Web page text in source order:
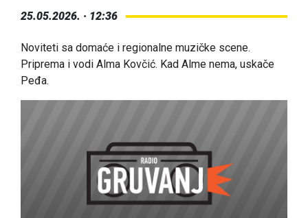
25.05.2026. · 12:36
Noviteti sa domaće i regionalne muzičke scene.
Priprema i vodi Alma Kovčić. Kad Alme nema, uskače
Peđa.